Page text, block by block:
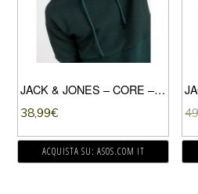
JACK & JONES – CORE – FELPA CON CAPPUCCIO VERDE CON PANNELLO A TRAMA
38,99€
ACQUISTA SU: ASOS.COM IT